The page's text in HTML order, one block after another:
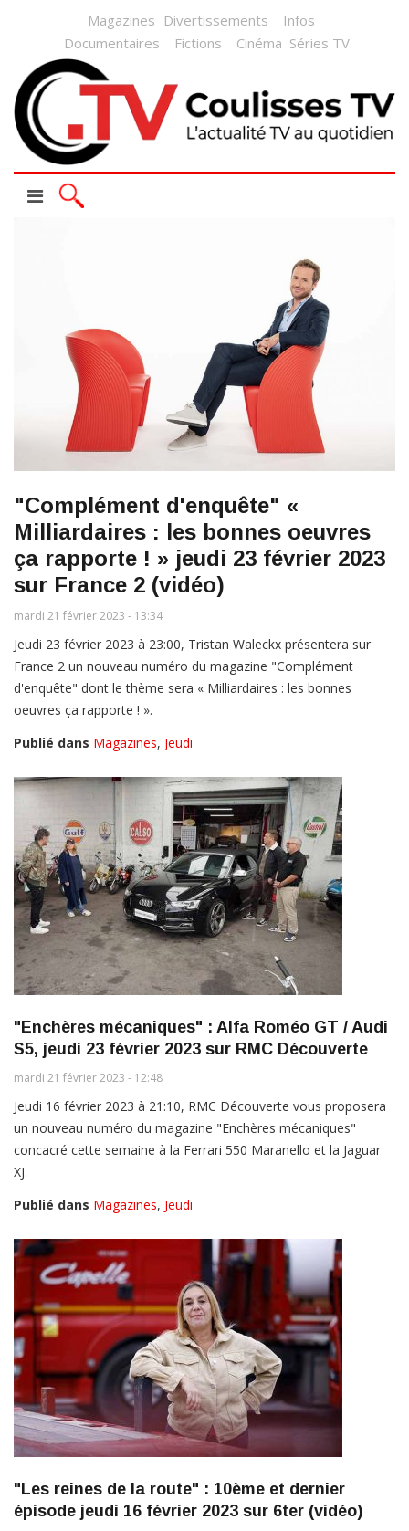
Magazines Divertissements
Infos
Documentaires
Fictions Cinéma Séries TV
"Complément d'enquête" «
Milliardaires : les bonnes oeuvres
ça rapporte ! » jeudi 23 février 2023
sur France 2 (vidéo)
mardi 21 février 2023 - 13:34
Jeudi 23 février 2023 à 23:00, Tristan Waleckx présentera sur
France 2 un nouveau numéro du magazine "Complément
d'enquête" dont le thème sera « Milliardaires : les bonnes
oeuvres ça rapporte ! ».
Publié dans Magazines, Jeudi
"Enchères mécaniques" : Alfa Roméo GT / Audi
S5, jeudi 23 février 2023 sur RMC Découverte
mardi 21 février 2023 - 12:48
Jeudi 16 février 2023 à 21:10, RMC Découverte vous proposera
un nouveau numéro du magazine "Enchères mécaniques"
concacré cette semaine à la Ferrari 550 Maranello et la Jaguar
XJ.
Publié dans Magazines, Jeudi
"Les reines de la route" : 10ème et dernier
épisode jeudi 16 février 2023 sur 6ter (vidéo)